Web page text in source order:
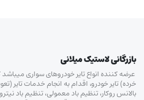
بازرگانی لاستیک میلانی
عرضه کننده انواع تایر خودروهای سواری
خرده‌) تایر خودرو، اقدام به انجام خدمات تایر
بالانس روکار، تنظیم باد معمولی، تنظیم باد